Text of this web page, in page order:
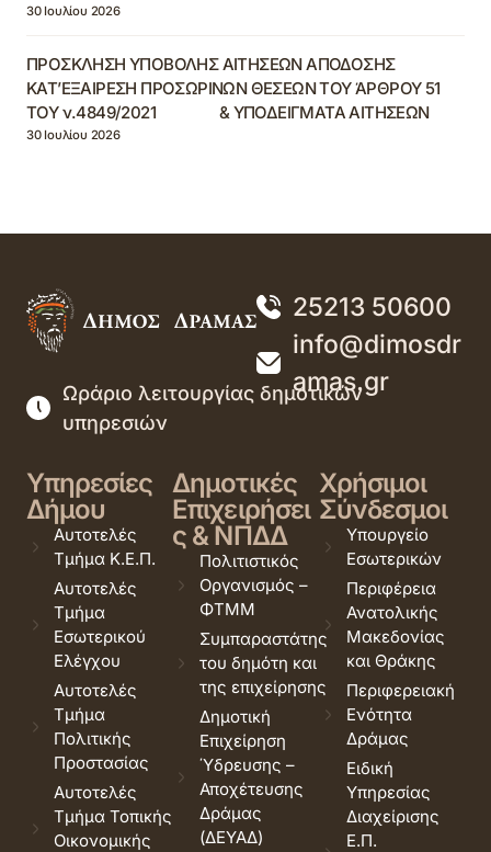
30 Ιουλίου 2026
ΠΡΟΣΚΛΗΣΗ ΥΠΟΒΟΛΗΣ ΑΙΤΗΣΕΩΝ ΑΠΟΔΟΣΗΣ
ΚΑΤ’ΕΞΑΙΡΕΣΗ ΠΡΟΣΩΡΙΝΩΝ ΘΕΣΕΩΝ ΤΟΥ ΆΡΘΡΟΥ 51
ΤΟΥ ν.4849/2021 & ΥΠΟΔΕΙΓΜΑΤΑ ΑΙΤΗΣΕΩΝ
30 Ιουλίου 2026
25213 50600
info@dimosdr
amas.gr
Ωράριο λειτουργίας δημοτικών
υπηρεσιών
Υπηρεσίες
Δήμου
Αυτοτελές
Τμήμα Κ.Ε.Π.
Αυτοτελές
Τμήμα
Εσωτερικού
Ελέγχου
Αυτοτελές
Τμήμα
Πολιτικής
Προστασίας
Αυτοτελές
Τμήμα Τοπικής
Οικονομικής
Δημοτικές
Επιχειρήσει
ς & ΝΠΔΔ
Πολιτιστικός
Οργανισμός –
ΦΤΜΜ
Συμπαραστάτης
του δημότη και
της επιχείρησης
Δημοτική
Επιχείρηση
Ύδρευσης –
Αποχέτευσης
Δράμας
(ΔΕΥΑΔ)
Χρήσιμοι
Σύνδεσμοι
Υπουργείο
Εσωτερικών
Περιφέρεια
Ανατολικής
Μακεδονίας
και Θράκης
Περιφερειακή
Ενότητα
Δράμας
Ειδική
Υπηρεσίας
Διαχείρισης
Ε.Π.